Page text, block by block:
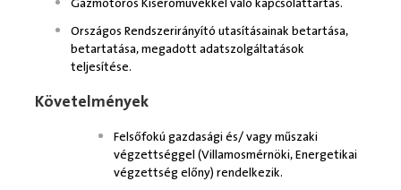
Gázmotoros Kiserőművekkel való kapcsolattartás.
Országos Rendszerirányító utasításainak betartása,
betartatása,megadott adatszolgáltatások
teljesítése.
Követelmények
Felsőfokú gazdasági és/ vagy műszaki
végzettséggel (Villamosmérnöki, Energetikai
végzettség előny) rendelkezik.